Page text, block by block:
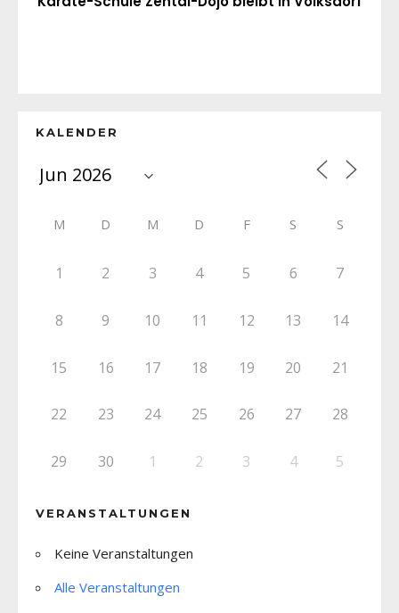
KALENDER
M D M D F S S
1 2 3 4 5 6 7
8 9 10 11 12 13 14
15 16 17 18 19 20 21
22 23 24 25 26 27 28
29 30 1 2 3 4 5
VERANSTALTUNGEN
Keine Veranstaltungen
Alle Veranstaltungen